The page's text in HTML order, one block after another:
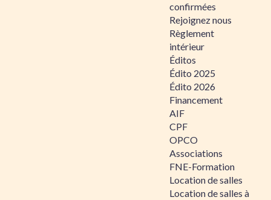
confirmées
Rejoignez nous
Règlement
intérieur
Éditos
Édito 2025
Édito 2026
Financement
AIF
CPF
OPCO
Associations
FNE-Formation
Location de salles
Location de salles à